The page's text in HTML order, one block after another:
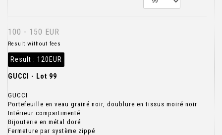
100 - 150 EUR
Result without fees
Result : 120EUR
GUCCI - Lot 99
GUCCI
Portefeuille en veau grainé noir, doublure en tissus moiré noir
Intérieur compartimenté
Bijouterie en métal doré
Fermeture par système zippé